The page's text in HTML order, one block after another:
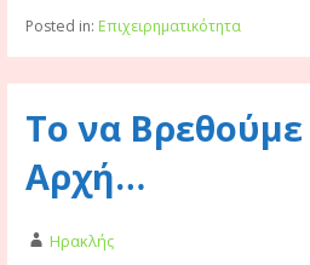
b
o
o
k
e
dI
n
er l
Posted in: Επιχειρηματικότητα
Το να Βρεθούμε
Αρχή…
Ηρακλής